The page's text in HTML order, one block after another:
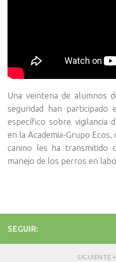
Una veintena de alumnos
seguridad han participado
específico sobre vigilancia
en la Academia-Grupo
canino les ha transmitido
manejo de los perros en
SEGUIR:
SIGUIENTE